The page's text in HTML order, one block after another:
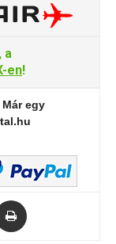
, a
en!
egy